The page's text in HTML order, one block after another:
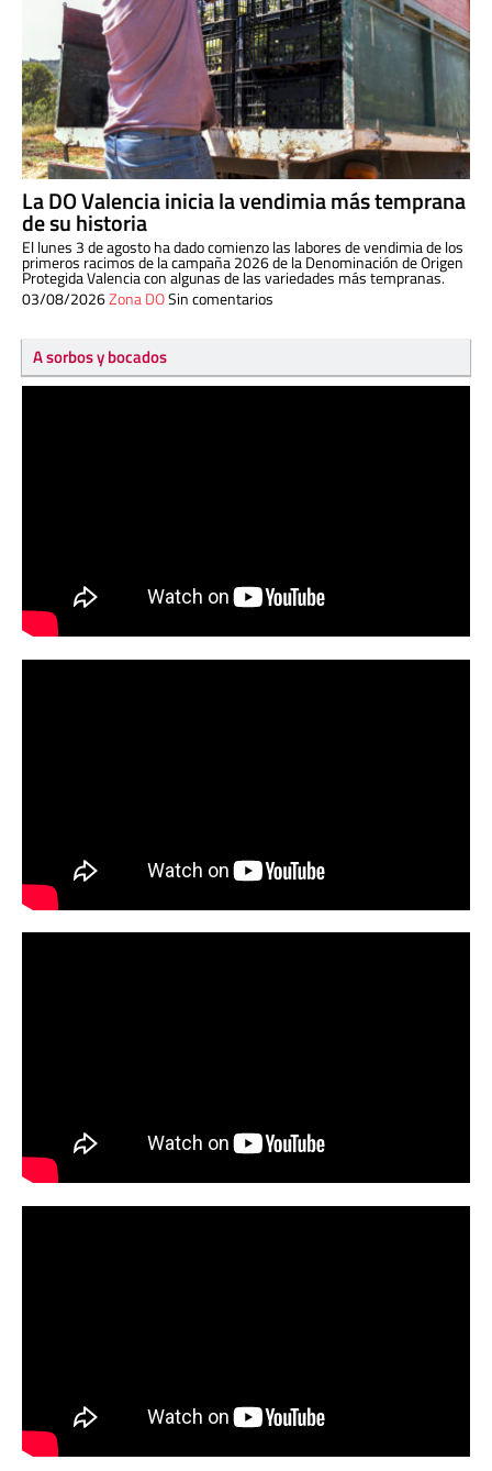
La DO Valencia inicia la vendimia más temprana
de su historia
El lunes 3 de agosto ha dado comienzo las labores de vendimia de los
primeros racimos de la campaña 2026 de la Denominación de Origen
Protegida Valencia con algunas de las variedades más tempranas.
03/08/2026Zona DOSin comentarios
A sorbos y bocados